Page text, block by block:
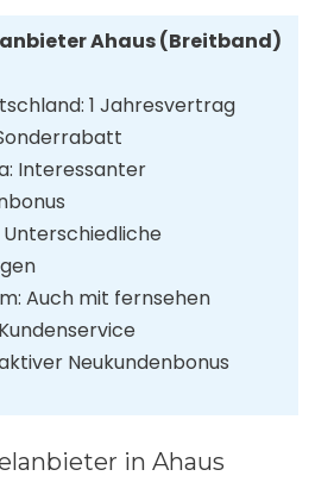
Ahaus (Breitband)
1 Jahresvertrag
Interessanter
Auch mit fernsehen
Neukundenbonus
in Ahaus